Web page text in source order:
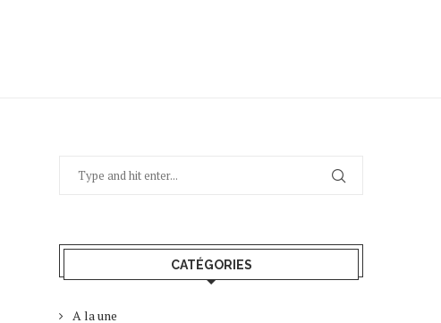
CATÉGORIES
A la une